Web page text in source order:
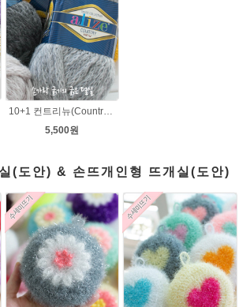
10+1 컨트리뉴(Country new) 굵은털실/컨트리뉴 뜨개실/뜨개질 뉴컨트리/컨트리실/컨트리뜨개실
5,500원
(도안) & 손뜨개인형 뜨개실(도안)